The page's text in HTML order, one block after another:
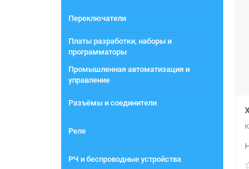
Переключатели
Платы разработки, наборы и
программаторы
Промышленная автоматизация и
управление
Разъёмы и соединители
Реле
РЧ и беспроводные устройства